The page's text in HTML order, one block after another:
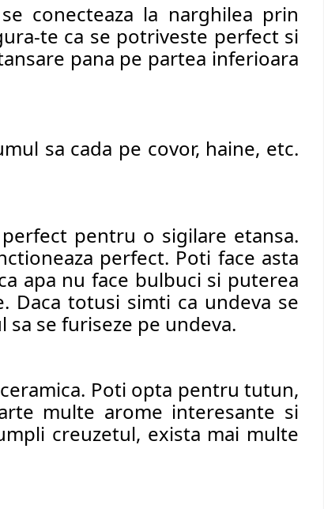
conecteaza la narghilea prin
te ca se potriveste perfect si
pana pe partea inferioara
sa cada pe covor, haine, etc.
pentru o sigilare etansa.
perfect. Poti face asta
apa nu face bulbuci si puterea
Daca totusi simti ca undeva se
se furiseze pe undeva.
Poti opta pentru tutun,
multe arome interesante si
creuzetul, exista mai multe